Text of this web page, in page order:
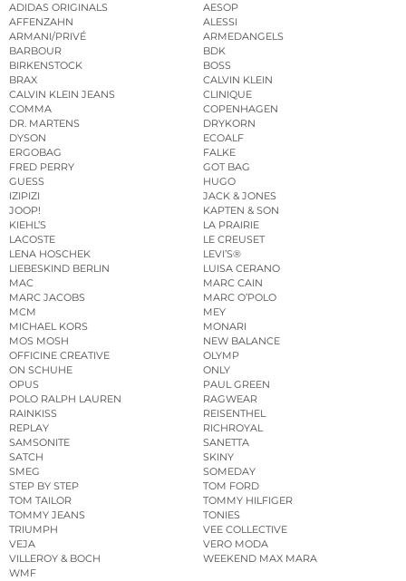
ADIDAS ORIGINALS
AESOP
AFFENZAHN
ALESSI
ARMANI/PRIVÉ
ARMEDANGELS
BARBOUR
BDK
BIRKENSTOCK
BOSS
BRAX
CALVIN KLEIN
CALVIN KLEIN JEANS
CLINIQUE
COMMA
COPENHAGEN
DR. MARTENS
DRYKORN
DYSON
ECOALF
ERGOBAG
FALKE
FRED PERRY
GOT BAG
GUESS
HUGO
IZIPIZI
JACK & JONES
JOOP!
KAPTEN & SON
KIEHL’S
LA PRAIRIE
LACOSTE
LE CREUSET
LENA HOSCHEK
LEVI’S®
LIEBESKIND BERLIN
LUISA CERANO
MAC
MARC CAIN
MARC JACOBS
MARC O’POLO
MCM
MEY
MICHAEL KORS
MONARI
MOS MOSH
NEW BALANCE
OFFICINE CREATIVE
OLYMP
ON SCHUHE
ONLY
OPUS
PAUL GREEN
POLO RALPH LAUREN
RAGWEAR
RAINKISS
REISENTHEL
REPLAY
RICHROYAL
SAMSONITE
SANETTA
SATCH
SKINY
SMEG
SOMEDAY
STEP BY STEP
TOM FORD
TOM TAILOR
TOMMY HILFIGER
TOMMY JEANS
TONIES
TRIUMPH
VEE COLLECTIVE
VEJA
VERO MODA
VILLEROY & BOCH
WEEKEND MAX MARA
WMF